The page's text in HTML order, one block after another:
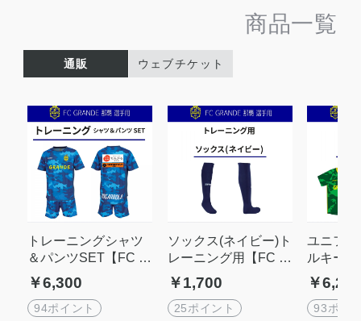
商品一覧
通販 ウェブチケット
トレーニングシャツ
＆パンツSET【FC G
RANDE那覇選手用】
￥6,300
94ポイント
ソックス(ネイビー)ト
レーニング用【FC G
RANDE 選手用】
￥1,700
25ポイント
ユニフ
ルキー
RANDE
￥
93ポイ